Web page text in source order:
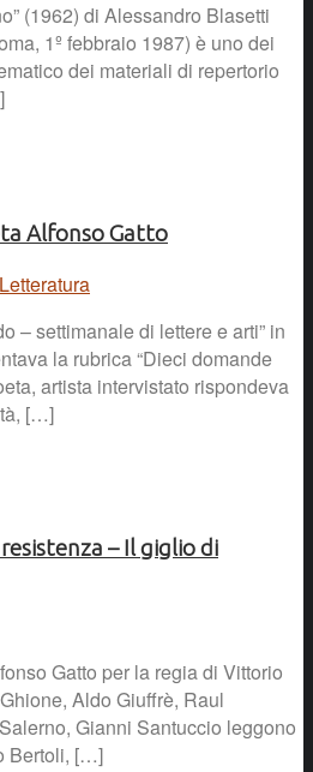
(1962) di Alessandro Blasetti
1º febbraio 1987) è uno dei
dei materiali di repertorio
Alfonso Gatto
Letteratura
– settimanale di lettere e arti” in
la rubrica “Dieci domande
artista intervistato rispondeva
[…]
– Il giglio di
Gatto per la regia di Vittorio
Aldo Giuffrè, Raul
Gianni Santuccio leggono
Bertoli, […]